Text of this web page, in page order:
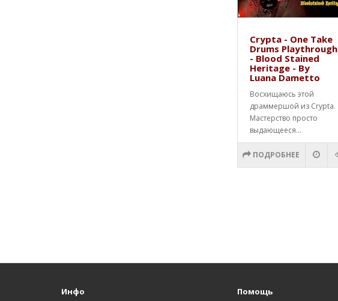
Crypta - One Take
Drums Playthrough
- Blood Stained
Heritage - By
Luana Dametto
Восхищаюсь этой
драммершой из Crypta.
Мастерство просто
выдающееся...
ПОДРОБНЕЕ
Инфо Помощь